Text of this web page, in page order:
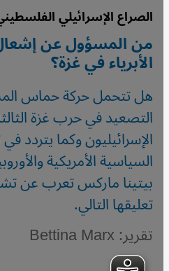
الصراع الإسرائيلي
من المسؤول عن
الأبرياء في غزة؟
هل تتحمل حركة حماس
التصعيد في حرب غزة
الإسرائيليون وكما يتردد
السياسية الأمريكية
بيتينا ماركس تعرب عن
تعليقها التالي.
تقرير: Bettina Marx